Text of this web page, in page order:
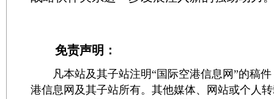
免责声明：
凡本站及其子站注明“国际空港信息网”的稿件
港信息网及其子站所有。其他媒体、网站或个人